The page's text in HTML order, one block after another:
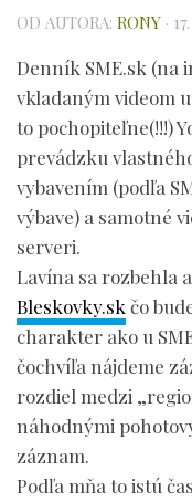
OD AUTORA: RONY ·
Denník SME.sk (na
vkladaným videom
to pochopiteľne(!!!)
prevádzku
vybavením (podľa
výbave) a samotné
serveri.
Lavína sa rozbehla a
Bleskovky.sk čo
charakter ako u
čochvíľa nájdeme
rozdiel medzi
náhodnými
záznam.
Podľa mňa to istú